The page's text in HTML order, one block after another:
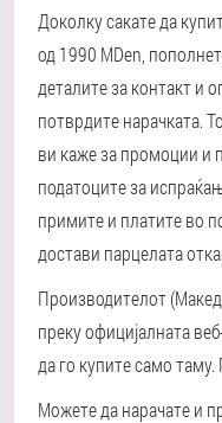
Доколку сакате да
од 1990 MDen,
деталите за контакт и
потврдите нарачката.
ви каже за промоции и
податоците за
примите и платите во
достави парцелата
Производителот
преку официјалната
да го купите само
Можете да нарачате и